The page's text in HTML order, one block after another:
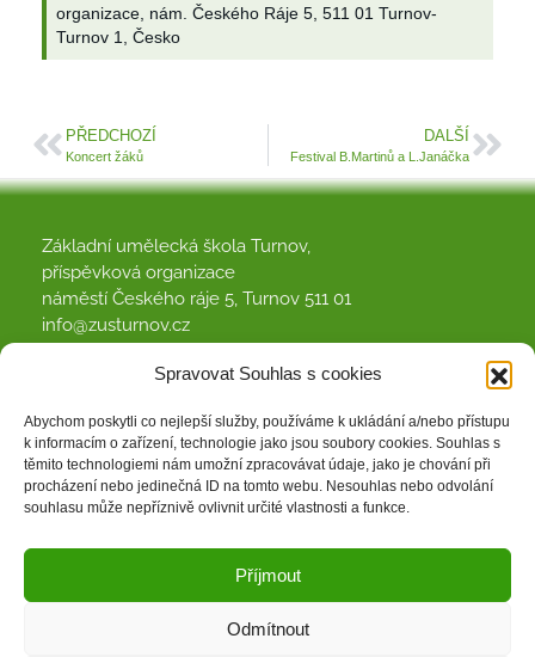
Spravovat Souhlas s cookies
Abychom poskytli co nejlepší služby, používáme k ukládání a/nebo přístupu
k informacím o zařízení, technologie jako jsou soubory cookies. Souhlas s
těmito technologiemi nám umožní zpracovávat údaje, jako je chování při
procházení nebo jedinečná ID na tomto webu. Nesouhlas nebo odvolání
souhlasu může nepříznivě ovlivnit určité vlastnosti a funkce.
Příjmout
Odmítnout
organizace, nám. Českého Ráje 5, 511 01 Turnov-
Turnov 1, Česko
PŘEDCHOZÍ
Koncert žáků
DALŠÍ
Festival B.Martinů a L.Janáčka
Základní umělecká škola Turnov,
příspěvková organizace
náměstí Českého ráje 5, Turnov 511 01
info@zusturnov.cz
Dokumenty Facebook Kontakt
Copyright © 2023 ZUŠ Turnov